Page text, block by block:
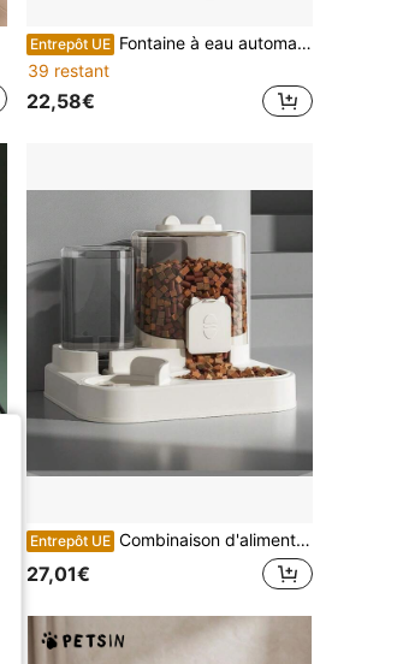
Entrepôt UE Fontaine à eau automatique pour chat de grande capacité 2,2L/74oz/0,58gal, cordon d'alimentation USB, multiples modes d'alimentation en eau, pompe à eau silencieuse anti-brûlure à sec, peut fournir 7 jours d'eau potable saine et 1 jour de stockage d'eau d'urgence, cartouches de filtre de rechange également disponibles à l'achat.
39 restant
22,58€
Entrepôt UE Combinaison d'alimentation automatique pour animaux de compagnie et de distributeur d'eau, réservoirs de nourriture de 1,6 L et d'eau de 0,8 L pour chats et chiens, minuterie programmable intelligente, système anti-bouchon
27,01€